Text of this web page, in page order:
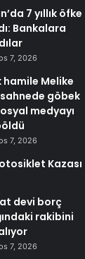
7 yıllık öfke
Bankalara
7, 2026
hamile Melike
göbek
medyayı
7, 2026
Kazası
devi borç
rakibini
7, 2026